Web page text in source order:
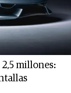
millones: